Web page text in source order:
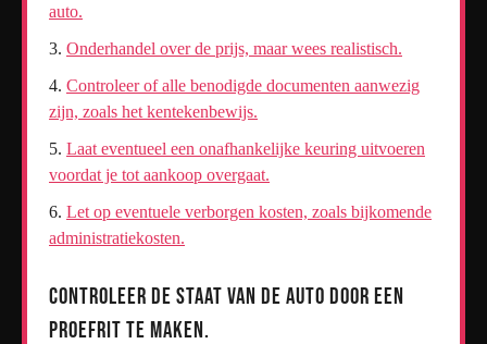
auto.
Onderhandel over de prijs, maar wees realistisch.
Controleer of alle benodigde documenten aanwezig
zijn, zoals het kentekenbewijs.
Laat eventueel een onafhankelijke keuring uitvoeren
voordat je tot aankoop overgaat.
Let op eventuele verborgen kosten, zoals bijkomende
administratiekosten.
Controleer de staat van de auto door een
proefrit te maken.